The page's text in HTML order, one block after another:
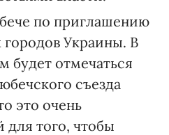
по приглашению
Украины. В
будет отмечаться
съезда
это очень
того, чтобы